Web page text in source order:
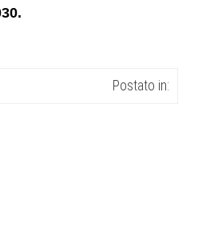
Postato in: